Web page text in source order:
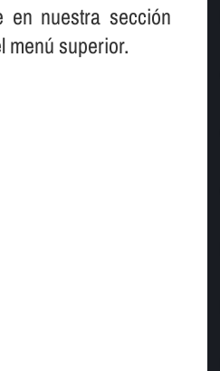
en nuestra sección
menú superior.